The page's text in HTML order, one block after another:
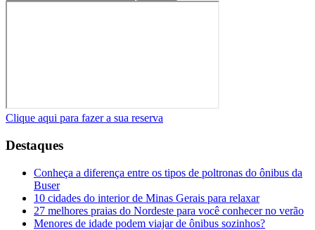
Clique aqui para fazer a sua reserva
Destaques
Conheça a diferença entre os tipos de poltronas do ônibus da
Buser
10 cidades do interior de Minas Gerais para relaxar
27 melhores praias do Nordeste para você conhecer no verão
Menores de idade podem viajar de ônibus sozinhos?